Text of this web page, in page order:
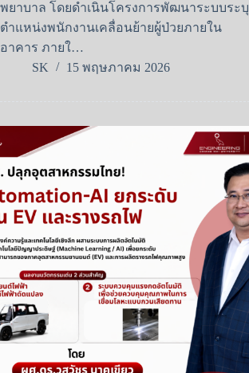
พยาบาล โดยดำเนินโครงการพัฒนาระบบระบุ
ตำแหน่งพนักงานเคลื่อนย้ายผู้ป่วยภายใน
อาคาร ภายใ…
SK
15 พฤษภาคม 2026